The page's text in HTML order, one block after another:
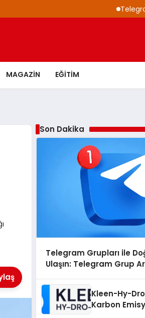
Telegram
MAGAZIN EĞITIM
Son Dakika
Telegram Grupları ile
Ulaşın: Telegram Grup
Kleen-Hy-
Karbon